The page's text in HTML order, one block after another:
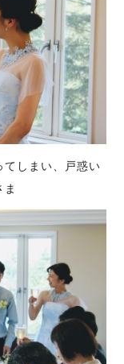
てしまい、戸惑い